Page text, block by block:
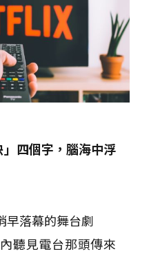
四個字，腦海中浮
早落幕的舞台劇
聽見電台那頭傳來